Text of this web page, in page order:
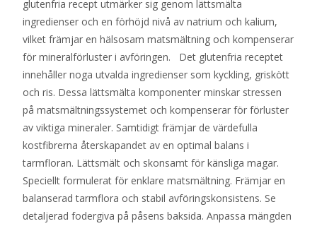
glutenfria recept utmärker sig genom lättsmälta
ingredienser och en förhöjd nivå av natrium och kalium,
vilket främjar en hälsosam matsmältning och kompenserar
för mineralförluster i avföringen. Det glutenfria receptet
innehåller noga utvalda ingredienser som kyckling, griskött
och ris. Dessa lättsmälta komponenter minskar stressen
på matsmältningssystemet och kompenserar för förluster
av viktiga mineraler. Samtidigt främjar de värdefulla
kostfibrerna återskapandet av en optimal balans i
tarmfloran. Lättsmält och skonsamt för känsliga magar.
Speciellt formulerat för enklare matsmältning. Främjar en
balanserad tarmflora och stabil avföringskonsistens. Se
detaljerad fodergiva på påsens baksida. Anpassa mängden